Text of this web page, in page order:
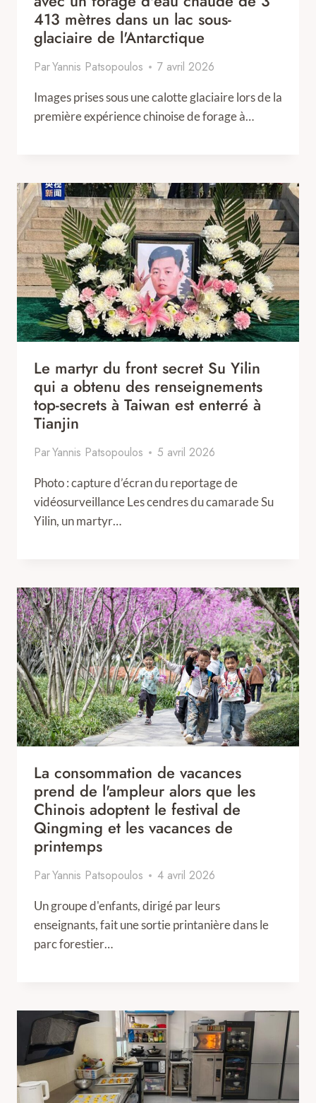
413 mètres dans un lac sous-
glaciaire de l'Antarctique
ParYannis Patsopoulos 7 avril 2026
Images prises sous une calotte glaciaire lors de la
première expérience chinoise de forage à…
Le martyr du front secret Su Yilin
qui a obtenu des renseignements
top-secrets à Taiwan est enterré à
Tianjin
ParYannis Patsopoulos 5 avril 2026
Photo : capture d’écran du reportage de
vidéosurveillance Les cendres du camarade Su
Yilin, un martyr…
La consommation de vacances
prend de l'ampleur alors que les
Chinois adoptent le festival de
Qingming et les vacances de
printemps
ParYannis Patsopoulos 4 avril 2026
Un groupe d'enfants, dirigé par leurs
enseignants, fait une sortie printanière dans le
parc forestier…